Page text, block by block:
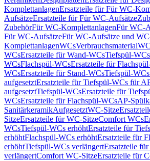
KomplettanlagenErsatzteile für Für WC-
AufsätzeErsatzteile für Für WC-Aufsätze
ZubehörFür WC-KomplettanlagenFür WC-
Für WC-AufsätzeFür WC-Aufsätze und
KomplettanlagenWCsVerbrauchsmaterial
WCsErsatzteile für Wand-WCsTiefspül-WCs
WCsFlachspül-WCsErsatzteile für
WCsErsatzteile für Stand-WCsTiefspül-
aufgesetztErsatzteile für Tiefspül-WCs für
aufgesetztTiefspül-WCsErsatzteile für
WCsErsatzteile für Flachspül-WCsAP-
SanitärkeramikAufgesetztWC-Sitze
SitzeErsatzteile für WC-SitzeComfort WCs
WCsTiefspül-WCs erhöhtErsatzteile für
erhöhtFlachspül-WCs erhöhtErsatzteile für
erhöhtTiefspül-WCs verlängertErsatzteile
verlängertComfort WC-SitzeErsatzteile für